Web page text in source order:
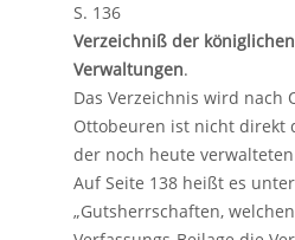
S. 136
Verzeichniß der
Verwaltungen.
Das Verzeichnis wird nach
Ottobeuren ist nicht direkt
der noch heute verwalteten
Auf Seite 138 heißt es
„Gutsherrschaften,